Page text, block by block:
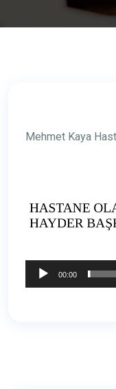
Mehmet Kaya
00:00